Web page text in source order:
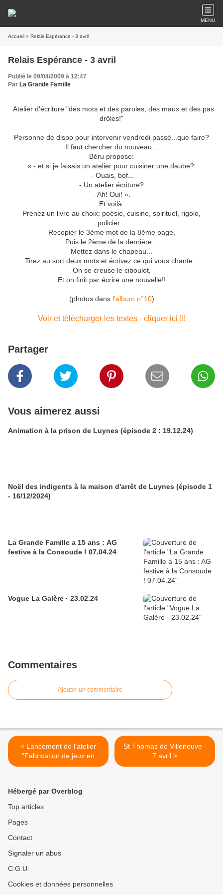
MENU
Accueil » Relais Espérance - 3 avril
Relais Espérance - 3 avril
Publié le 09/04/2009 à 12:47
Par La Grande Famille
Atelier d'écriture "des mots et des paroles, des maux et des pas
drôles!"
Personne de dispo pour intervenir vendredi passé...que faire?
Il faut chercher du nouveau...
Béru propose:
« - et si je faisais un atelier pour cuisiner une daube?
- Ouais, bof...
- Un atelier écriture?
- Ah! Oui! ».
Et voilà.
Prenez un livre au choix: poésie, cuisine, spirituel, rigolo,
policier...
Recopier le 3ème mot de la 8ème page,
Puis le 2ème de la dernière...
Mettez dans le chapeau...
Tirez au sort deux mots et écrivez ce qui vous chante...
On se creuse le ciboulot,
Et on finit par écrire une nouvelle!!
(photos dans l'album n°10)
Voir et télécharger les textes - cliquer ici !!!
Partager
Vous aimerez aussi
Animation à la prison de Luynes (épisode 2 : 19.12.24)
Noël des indigents à la maison d'arrêt de Luynes (épisode 1
- 16/12/2024)
La Grande Famille a 15 ans : AG
festive à la Consoude ! 07.04.24
Vogue La Galère · 23.02.24
Commentaires
Ajouter un commentaire
< Lancement de l'atelier
"Fabrication de jeux en
bois" - 29 Mars
St Thomas de Villeneuve -
7 avril >
Hébergé par Overblog
Top articles
Pages
Contact
Signaler un abus
C.G.U.
Cookies et données personnelles